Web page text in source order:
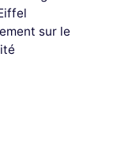
sur le